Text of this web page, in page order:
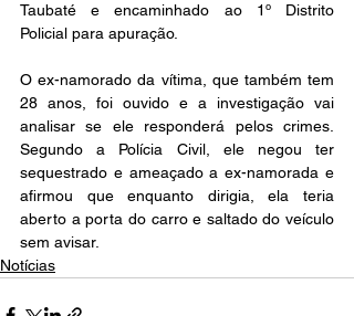
Taubaté e encaminhado ao 1º Distrito
Policial para apuração.
O ex-namorado da vítima, que também tem
28 anos, foi ouvido e a investigação vai
analisar se ele responderá pelos crimes.
Segundo a Polícia Civil, ele negou ter
sequestrado e ameaçado a ex-namorada e
afirmou que enquanto dirigia, ela teria
aberto a porta do carro e saltado do veículo
sem avisar.
Notícias